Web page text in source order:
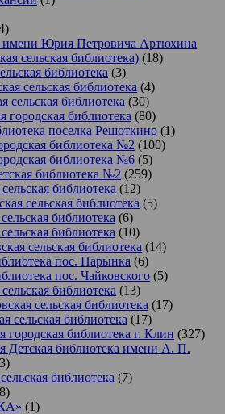
имени Юрия Петровича Артюхина
сельская библиотека) (18)
библиотека (3)
сельская библиотека (4)
сельская библиотека (30)
городская библиотека (80)
поселка Решоткино (1)
библиотека №2 (100)
библиотека №6 (5)
библиотека №2 (259)
библиотека (12)
сельская библиотека (5)
библиотека (6)
библиотека (10)
сельская библиотека (14)
пос. Нарынка (6)
пос. Чайковского (5)
библиотека (13)
сельская библиотека (17)
сельская библиотека (17)
городская библиотека г. Клин (327)
Детская библиотека имени А. П.
библиотека (7)
(1)